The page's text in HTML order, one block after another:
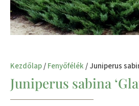
Kezdőlap/Fenyőfélék/ Juniperus
Juniperus sabina